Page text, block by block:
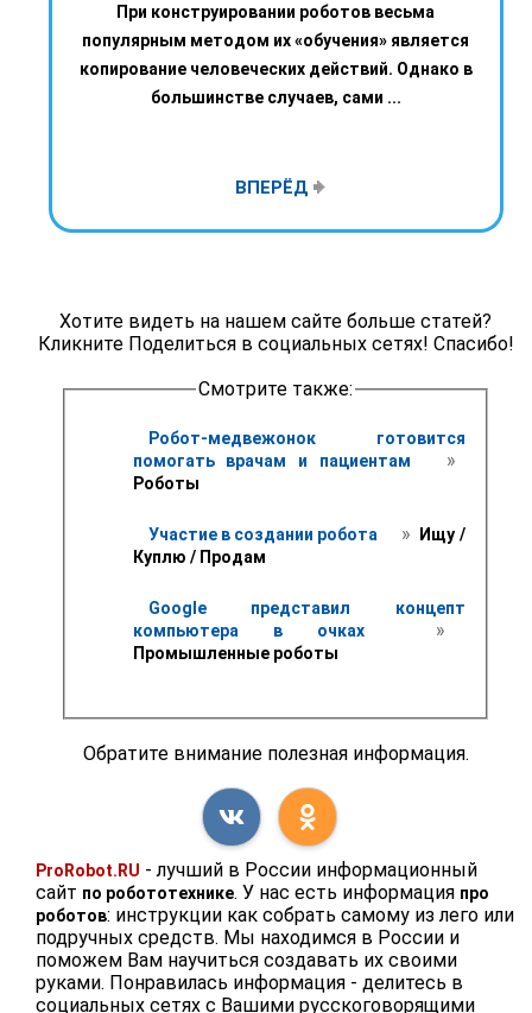
При конструировании роботов весьма
популярным методом их «обучения» является
копирование человеческих действий. Однако в
большинстве случаев, сами ...
ВПЕРЁД
Хотите видеть на нашем сайте больше статей?
Кликните Поделиться в социальных сетях! Спасибо!
Смотрите также:
Робот-медвежонок готовится
помогать врачам и пациентам
»
Роботы
Участие в создании робота »
Ищу /
Куплю / Продам
Google представил концепт
компьютера в очках
»
Промышленные роботы
Обратите внимание полезная информация.
ProRobot.RU - лучший в России информационный
сайт по робототехнике. У нас есть информация про
роботов: инструкции как собрать самому из лего или
подручных средств. Мы находимся в России и
поможем Вам научиться создавать их своими
руками. Понравилась информация - делитесь в
социальных сетях с Вашими русскоговорящими